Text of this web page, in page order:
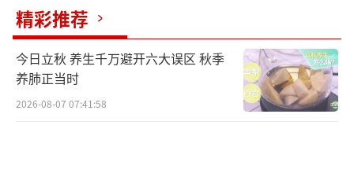
精彩推荐
今日立秋 养生千万避开六大误区 秋季
养肺正当时
2026-08-07 07:41:58